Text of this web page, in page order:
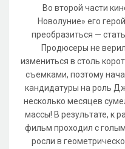
Во второй части
Новолуние» его
преобразиться —
Продюсеры не
измениться в столь
съемками, поэтому
кандидатуры на роль
несколько месяцев
массы! В результате, к
фильм проходил с
росли в